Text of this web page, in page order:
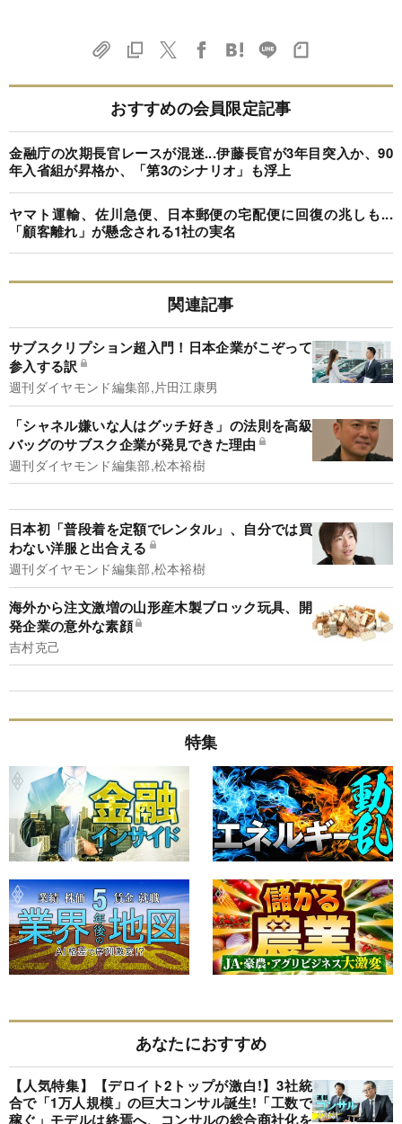
おすすめの会員限定記事
金融庁の次期長官レースが混迷...伊藤長官が3年目突入か、90
年入省組が昇格か、「第3のシナリオ」も浮上
ヤマト運輸、佐川急便、日本郵便の宅配便に回復の兆しも...
「顧客離れ」が懸念される1社の実名
関連記事
サブスクリプション超入門！日本企業がこぞって
参入する訳
週刊ダイヤモンド編集部,片田江康男
「シャネル嫌いな人はグッチ好き」の法則を高級
バッグのサブスク企業が発見できた理由
週刊ダイヤモンド編集部,松本裕樹
日本初「普段着を定額でレンタル」、自分では買
わない洋服と出合える
週刊ダイヤモンド編集部,松本裕樹
海外から注文激増の山形産木製ブロック玩具、開
発企業の意外な素顔
吉村克己
特集
あなたにおすすめ
【人気特集】【デロイト2トップが激白!】3社統
合で「1万人規模」の巨大コンサル誕生!「工数で
稼ぐ」モデルは終焉へ、コンサルの総合商社化を